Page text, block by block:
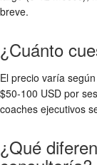
breve.
¿Cuánto
El precio varía
$50-100 USD por
coaches ejecutivos
¿Qué